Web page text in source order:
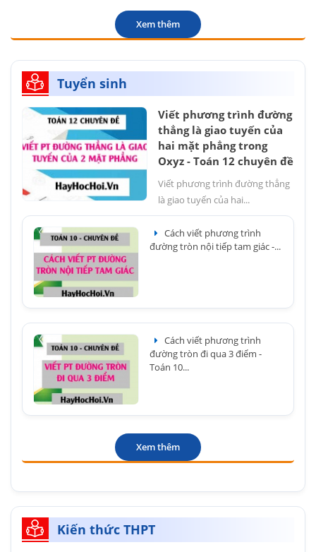
Xem thêm
Tuyển sinh
Viết phương trình đường
thẳng là giao tuyến của
hai mặt phẳng trong
Oxyz - Toán 12 chuyên đề
Viết phương trình đường thẳng
là giao tuyến của hai...
Cách viết phương trình
đường tròn nội tiếp tam giác -...
Cách viết phương trình
đường tròn đi qua 3 điểm -
Toán 10...
Xem thêm
Kiến thức THPT